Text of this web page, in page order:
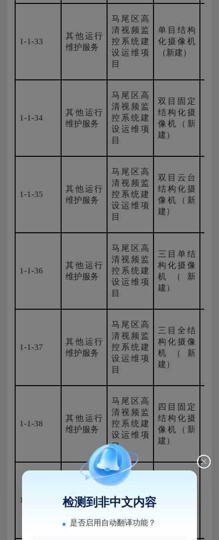
1-1-33
其他运行
维护服务
马尾区高
清视频监
控系统建
设运维项
目
单目结构
化摄像机
（新建）
1-1-34
其他运行
维护服务
马尾区高
清视频监
控系统建
设运维项
目
双目固定
结构化摄
像机（新
建）
1-1-35
其他运行
维护服务
马尾区高
清视频监
控系统建
设运维项
目
双目云台
结构化摄
像机（新
建）
1-1-36
其他运行
维护服务
马尾区高
清视频监
控系统建
设运维项
目
三目单结
构化摄像
机（新
建）
1-1-37
其他运行
维护服务
马尾区高
清视频监
控系统建
设运维项
目
三目全结
构化摄像
机（新
建）
1-1-38
其他运行
维护服务
马尾区高
清视频监
控系统建
设运维项
目
四目固定
结构化摄
像机（新
建）
1-1-39
其他运行
维护服务
马尾区高
清视频监
控系统建
目
检测到非中文内容
是否启用自动翻译功能？